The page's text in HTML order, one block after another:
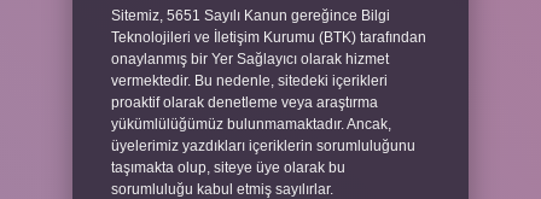
Sitemiz, 5651 Sayılı Kanun gereğince Bilgi
Teknolojileri ve İletişim Kurumu (BTK) tarafından
onaylanmış bir Yer Sağlayıcı olarak hizmet
vermektedir. Bu nedenle, sitedeki içerikleri
proaktif olarak denetleme veya araştırma
yükümlülüğümüz bulunmamaktadır. Ancak,
üyelerimiz yazdıkları içeriklerin sorumluluğunu
taşımakta olup, siteye üye olarak bu
sorumluluğu kabul etmiş sayılırlar.